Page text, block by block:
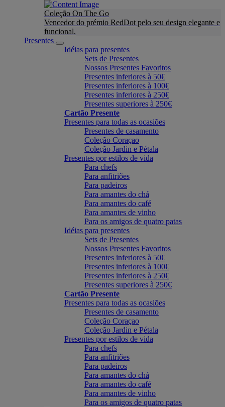
Coleção On The Go
Vencedor do prémio RedDot pelo seu design elegante e
funcional.
Presentes
Idéias para presentes
Sets de Presentes
Nossos Presentes Favoritos
Presentes inferiores à 50€
Presentes inferiores à 100€
Presentes inferiores à 250€
Presentes superiores à 250€
Cartão Presente
Presentes para todas as ocasiões
Presentes de casamento
Coleção Coraçao
Coleção Jardin e Pétala
Presentes por estilos de vida
Para chefs
Para anfitriões
Para padeiros
Para amantes do chá
Para amantes do café
Para amantes de vinho
Para os amigos de quatro patas
Idéias para presentes
Sets de Presentes
Nossos Presentes Favoritos
Presentes inferiores à 50€
Presentes inferiores à 100€
Presentes inferiores à 250€
Presentes superiores à 250€
Cartão Presente
Presentes para todas as ocasiões
Presentes de casamento
Coleção Coraçao
Coleção Jardin e Pétala
Presentes por estilos de vida
Para chefs
Para anfitriões
Para padeiros
Para amantes do chá
Para amantes do café
Para amantes de vinho
Para os amigos de quatro patas